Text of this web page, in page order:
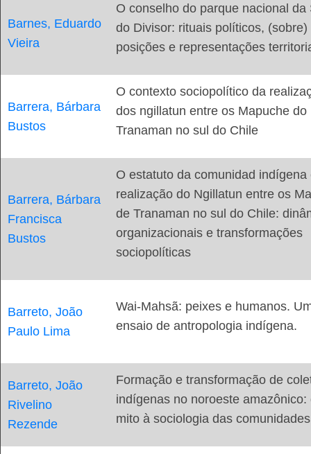
Barnes, Eduardo
Vieira
O conselho do parque nacional da
do Divisor: rituais políticos, (sobre)
posições e representações
Barrera, Bárbara
Bustos
O contexto sociopolítico da
dos ngillatun entre os Mapuche do
Tranaman no sul do Chile
Barrera, Bárbara
Francisca
Bustos
O estatuto da comunidad indígena
realização do Ngillatun entre os
de Tranaman no sul do Chile:
organizacionais e transformações
sociopolíticas
Barreto, João
Paulo Lima
Wai-Mahsã: peixes e humanos.
ensaio de antropologia indígena.
Barreto, João
Rivelino
Rezende
Formação e transformação de
indígenas no noroeste amazônico:
mito à sociologia das comunidades